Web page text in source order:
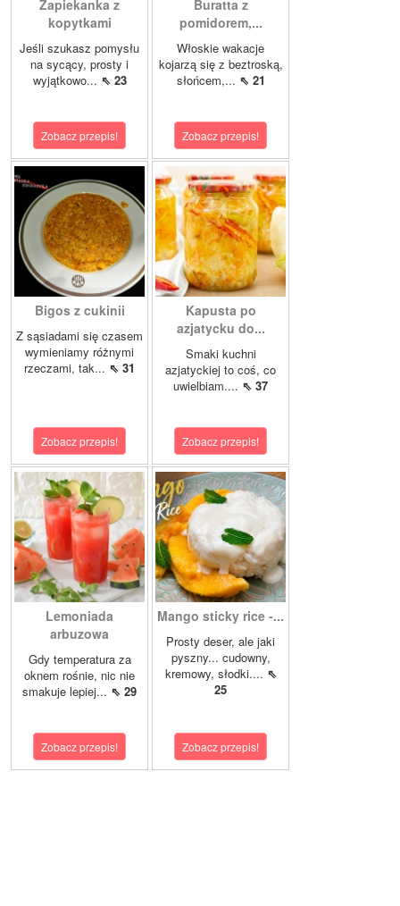
Zapiekanka z
kopytkami
Jeśli szukasz pomysłu
na sycący, prosty i
wyjątkowo... ⇖ 23
Zobacz przepis!
Buratta z
pomidorem,...
Włoskie wakacje
kojarzą się z beztroską,
słońcem,... ⇖ 21
Zobacz przepis!
Bigos z cukinii
Z sąsiadami się czasem
wymieniamy różnymi
rzeczami, tak... ⇖ 31
Zobacz przepis!
Kapusta po
azjatycku do...
Smaki kuchni
azjatyckiej to coś, co
uwielbiam.... ⇖ 37
Zobacz przepis!
Lemoniada
arbuzowa
Gdy temperatura za
oknem rośnie, nic nie
smakuje lepiej... ⇖ 29
Zobacz przepis!
Mango sticky rice -...
Prosty deser, ale jaki
pyszny... cudowny,
kremowy, słodki.... ⇖
25
Zobacz przepis!